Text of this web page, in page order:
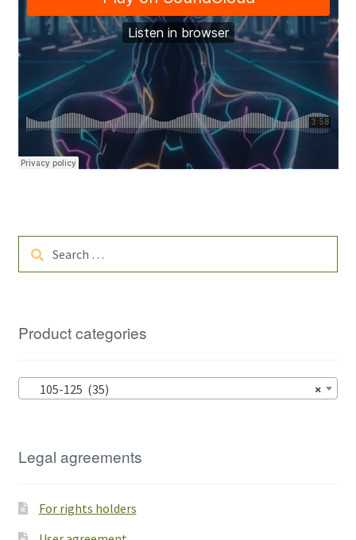
for:
Product categories
×
105-125 (35)
Legal agreements
For rights holders